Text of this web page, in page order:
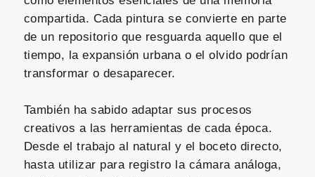
compartida. Cada pintura se convierte en parte
de un repositorio que resguarda aquello que el
tiempo, la expansión urbana o el olvido podrían
transformar o desaparecer.
También ha sabido adaptar sus procesos
creativos a las herramientas de cada época.
Desde el trabajo al natural y el boceto directo,
hasta utilizar para registro la cámara análoga,